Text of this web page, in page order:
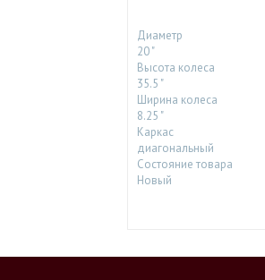
Диаметр
20 "
Высота колеса
35.5 "
Ширина колеса
8.25 "
Каркас
диагональный
Состояние товара
Новый